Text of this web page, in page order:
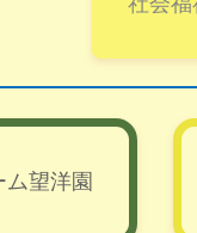
ム望洋園